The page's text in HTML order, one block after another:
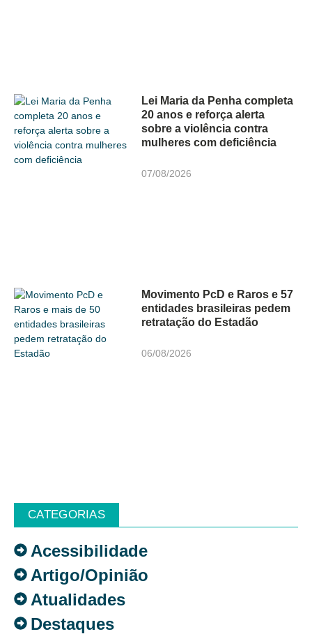
Lei Maria da Penha completa
20 anos e reforça alerta
sobre a violência contra
mulheres com deficiência
07/08/2026
Movimento PcD e Raros e 57
entidades brasileiras pedem
retratação do Estadão
06/08/2026
CATEGORIAS
Acessibilidade
Artigo/Opinião
Atualidades
Destaques